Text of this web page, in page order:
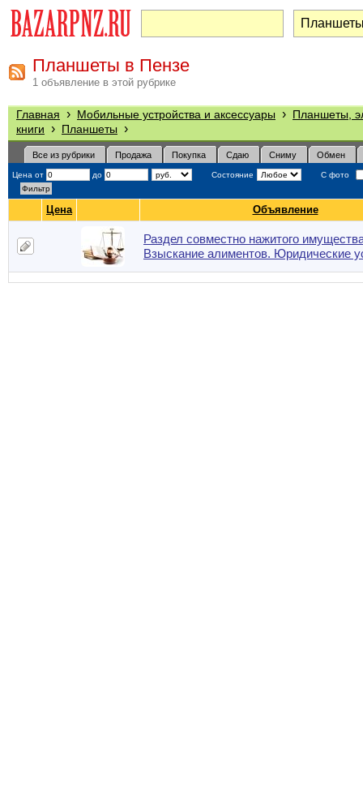
Планшеты в Пензе
1 объявление в этой рубрике
Главная › Мобильные устройства и аксессуары › Планшеты,
книги › Планшеты ›
Все из рубрики Продажа Покупка Сдаю Сниму Обмен
Цена от до Состояние С фото
Цена Объявление
Раздел совместно нажитого
Взыскание алиментов. Юридические